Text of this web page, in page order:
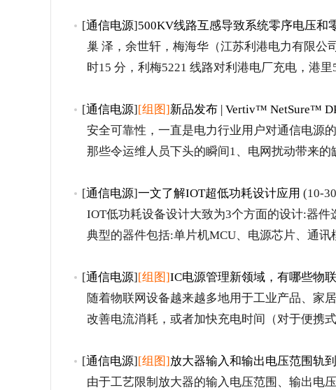
[通信电源]500KV线路互感导致系统零序电压和
巢 泽，余世轩，梅海华（江苏利港电力有限公
时15 分，利梅5221 线路对利港电厂充电，港
[通信电源][组图]新品发布 | Vertiv™ NetSure™
安全可靠性，一直是电力行业用户对通信电源
那些令运维人员下头的瞬间1、电网扰动带来
[通信电源]一文了解IOT超低功耗设计应用 (10-
IOT低功耗设备设计大致为3个方面的设计:器
典型的器件包括:单片机MCU、电源芯片、
[通信电源][组图]IC电源管理新领域，有哪些物
随着物联网设备越来越多地用于工业产品、家
改善电流消耗，或者加快充电时间（对于便
[通信电源][组图]放大器输入和输出电压范围轨
由于工艺限制放大器的输入电压范围、输出电